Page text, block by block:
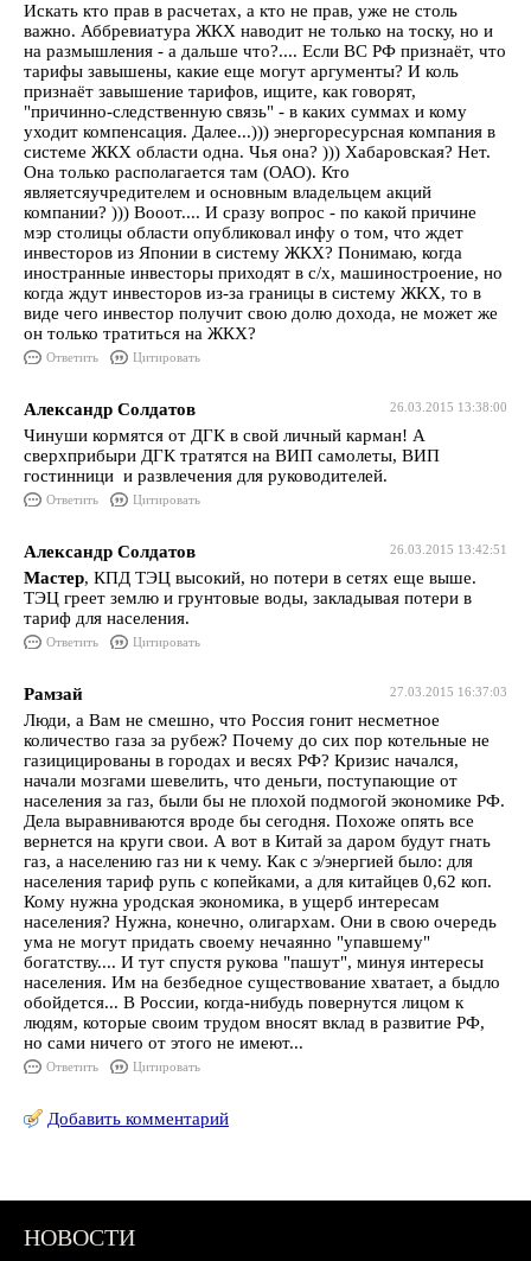
Искать кто прав в расчетах, а кто не прав, уже не столь
важно. Аббревиатура ЖКХ наводит не только на тоску, но и
на размышления - а дальше что?.... Если ВС РФ признаёт, что
тарифы завышены, какие еще могут аргументы? И коль
признаёт завышение тарифов, ищите, как говорят,
"причинно-следственную связь" - в каких суммах и кому
уходит компенсация. Далее...))) энергоресурсная компания в
системе ЖКХ области одна. Чья она? ))) Хабаровская? Нет.
Она только располагается там (ОАО). Кто
являетсяучредителем и основным владельцем акций
компании? ))) Вооот.... И сразу вопрос - по какой причине
мэр столицы области опубликовал инфу о том, что ждет
инвесторов из Японии в систему ЖКХ? Понимаю, когда
иностранные инвесторы приходят в с/х, машиностроение, но
когда ждут инвесторов из-за границы в систему ЖКХ, то в
виде чего инвестор получит свою долю дохода, не может же
он только тратиться на ЖКХ?
Ответить Цитировать
26.03.2015 13:38:00
Александр Солдатов
Чинуши кормятся от ДГК в свой личный карман! А
сверхприбыри ДГК тратятся на ВИП самолеты, ВИП
гостинници и развлечения для руководителей.
Ответить Цитировать
26.03.2015 13:42:51
Александр Солдатов
Мастер, КПД ТЭЦ высокий, но потери в сетях еще выше.
ТЭЦ греет землю и грунтовые воды, закладывая потери в
тариф для населения.
Ответить Цитировать
27.03.2015 16:37:03
Рамзай
Люди, а Вам не смешно, что Россия гонит несметное
количество газа за рубеж? Почему до сих пор котельные не
газицицированы в городах и весях РФ? Кризис начался,
начали мозгами шевелить, что деньги, поступающие от
населения за газ, были бы не плохой подмогой экономике РФ.
Дела выравниваются вроде бы сегодня. Похоже опять все
вернется на круги свои. А вот в Китай за даром будут гнать
газ, а населению газ ни к чему. Как с э/энергией было: для
населения тариф рупь с копейками, а для китайцев 0,62 коп.
Кому нужна уродская экономика, в ущерб интересам
населения? Нужна, конечно, олигархам. Они в свою очередь
ума не могут придать своему нечаянно "упавшему"
богатству.... И тут спустя рукова "пашут", минуя интересы
населения. Им на безбедное существование хватает, а быдло
обойдется... В России, когда-нибудь повернутся лицом к
людям, которые своим трудом вносят вклад в развитие РФ,
но сами ничего от этого не имеют...
Ответить Цитировать
Добавить комментарий
НОВОСТИ